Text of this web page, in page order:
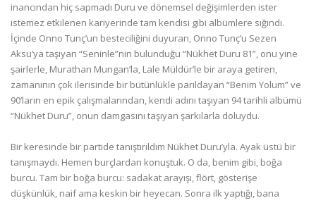
inancından hiç sapmadı Duru ve dönemsel değişimlerden ister
istemez etkilenen kariyerinde tam kendisi gibi albümlere sığındı.
İçinde Onno Tunç’un besteciliğini duyuran, Onno Tunç’u Sezen
Aksu’ya taşıyan “Seninle”nin bulunduğu “Nükhet Duru 81”, onu yine
şairlerle, Murathan Mungan’la, Lale Müldür’le bir araya getiren,
zamanının çok ilerisinde bir bütünlükle parıldayan “Benim Yolum” ve
90’ların en epik çalışmalarından, kendi adını taşıyan 94 tarihli albümü
“Nükhet Duru”, onun damgasını taşıyan şarkılarla doluydu.
Bir keresinde bir partide tanıştırıldım Nükhet Duru’yla. Ayak üstü bir
tanışmaydı. Hemen burçlardan konuştuk. O da, benim gibi, boğa
burcu. Tam bir boğa burcu: sadakat arayışı, flört, gösterişe
düşkünlük, naif ama keskin bir heyecan. Sonra ilk yaptığı, bana